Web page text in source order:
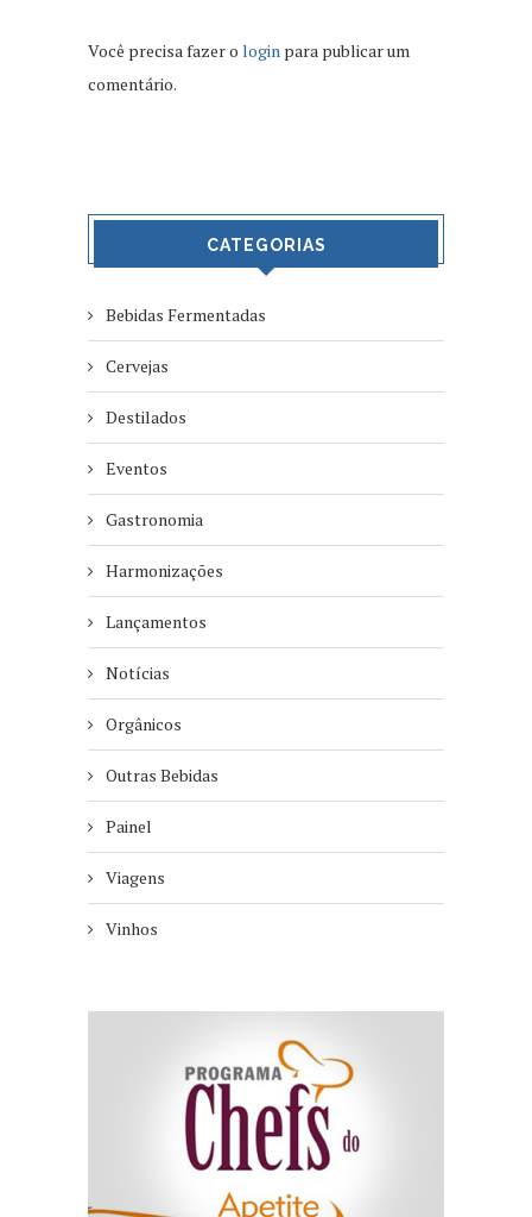
Você precisa fazer o login para publicar um
comentário.
CATEGORIAS
Bebidas Fermentadas
Cervejas
Destilados
Eventos
Gastronomia
Harmonizações
Lançamentos
Notícias
Orgânicos
Outras Bebidas
Painel
Viagens
Vinhos